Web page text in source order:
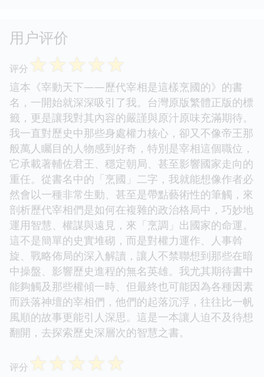
用户评价
评分 ☆☆☆☆☆
這本《宰動天下——歷代宰相是這樣烹國的》的書
名，一開始就深深吸引了我。台灣原版繁體正版的標
籤，更是讓我對其內容的嚴謹與原汁原味充滿期待。
我一直對歷史中那些身處權力核心，卻又不像帝王那
般萬人矚目的人物感到好奇，特別是宰相這個職位，
它承載著輔佐君王、穩定朝局、甚至影響國家走向的
重任。從書名中的「烹國」二字，我就能想像作者必
然會以一種非常生動、甚至是帶點藝術性的筆觸，來
剖析歷代宰相們是如何在複雜的政治格局中，巧妙地
運用智慧、權謀與遠見，來「烹調」出國家的命運。
這不是簡單的史實堆砌，而是對權力運作、人事斡
旋、戰略佈局的深入解讀，讓人不禁聯想到那些在暗
中操盤、影響歷史進程的無名英雄。我尤其期待書中
能夠觸及那些權傾一時、但最終也可能因為各種因素
而跌落神壇的宰相們，他們的起落沉浮，往往比一帆
風順的故事更能引人深思。這是一本讓人迫不及待想
翻開，去探索歷史深層次的智慧之書。
评分 ☆☆☆☆☆